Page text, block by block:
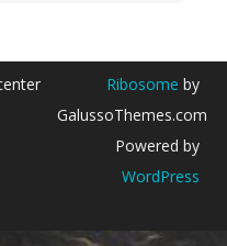
Ribosome by
GalussoThemes.com
Powered by
WordPress